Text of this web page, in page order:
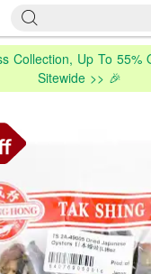
Collection, Up To 55%
Sitewide >> 🎉